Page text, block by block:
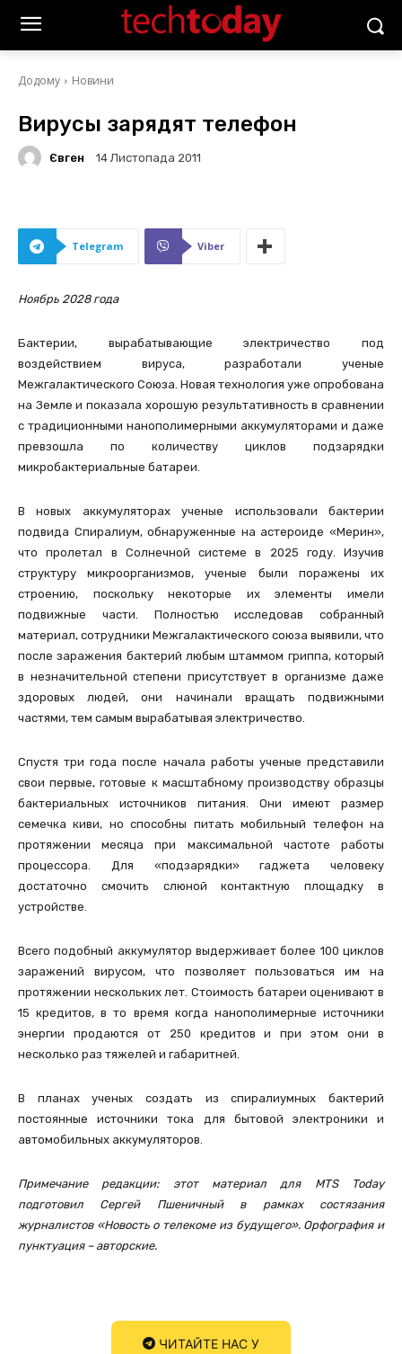
Додому Новини
Вирусы зарядят телефон
Євген 14 Листопада 2011
Telegram Viber
Ноябрь 2028 года
Бактерии, вырабатывающие электричество под
воздействием вируса, разработали ученые
Межгалактического Союза. Новая технология уже опробована
на Земле и показала хорошую результативность в сравнении
с традиционными нанополимерными аккумуляторами и даже
превзошла по количеству циклов подзарядки
микробактериальные батареи.
В новых аккумуляторах ученые использовали бактерии
подвида Спиралиум, обнаруженные на астероиде «Мерин»,
что пролетал в Солнечной системе в 2025 году. Изучив
структуру микроорганизмов, ученые были поражены их
строению, поскольку некоторые их элементы имели
подвижные части. Полностью исследовав собранный
материал, сотрудники Межгалактического союза выявили, что
после заражения бактерий любым штаммом гриппа, который
в незначительной степени присутствует в организме даже
здоровых людей, они начинали вращать подвижными
частями, тем самым вырабатывая электричество.
Спустя три года после начала работы ученые представили
свои первые, готовые к масштабному производству образцы
бактериальных источников питания. Они имеют размер
семечка киви, но способны питать мобильный телефон на
протяжении месяца при максимальной частоте работы
процессора. Для «подзарядки» гаджета человеку
достаточно смочить слюной контактную площадку в
устройстве.
Всего подобный аккумулятор выдерживает более 100 циклов
заражений вирусом, что позволяет пользоваться им на
протяжении нескольких лет. Стоимость батареи оценивают в
15 кредитов, в то время когда нанополимерные источники
энергии продаются от 250 кредитов и при этом они в
несколько раз тяжелей и габаритней.
В планах ученых создать из спиралиумных бактерий
постоянные источники тока для бытовой электроники и
автомобильных аккумуляторов.
Примечание редакции: этот материал для MTS Today
подготовил Сергей Пшеничный в рамках состязания
журналистов «Новость о телекоме из будущего». Орфография и
пунктуация – авторские.
ЧИТАЙТЕ НАС У